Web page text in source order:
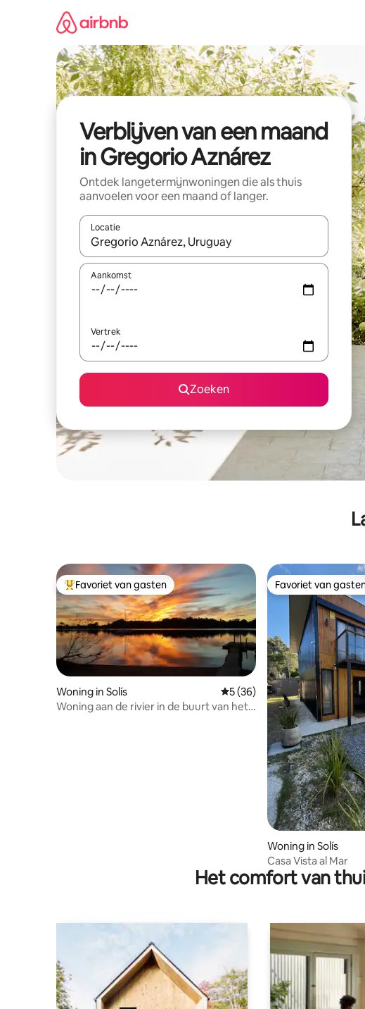
Verblijven van een maand
in Gregorio Aznárez
Ontdek langetermijnwoningen die als thuis
aanvoelen voor een maand of langer.
Locatie
Wanneer er resultaten beschikbaar zijn, maak je een
Aankomst
Vertrek
Zoeken
Topfavoriet van gasten
Favoriet van gasten
Woning in Solís Gemiddelde beoordeling van
5 (36)
Woning aan de rivier in de buurt van het
Favoriet van
Favoriet van
Woning in Solís
Casa Vista al Mar
Het comfort van